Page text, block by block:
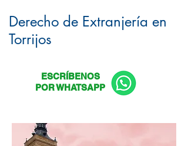
Derecho de Extranjería en
Torrijos
ESCRÍBENOS
POR WHATSAPP